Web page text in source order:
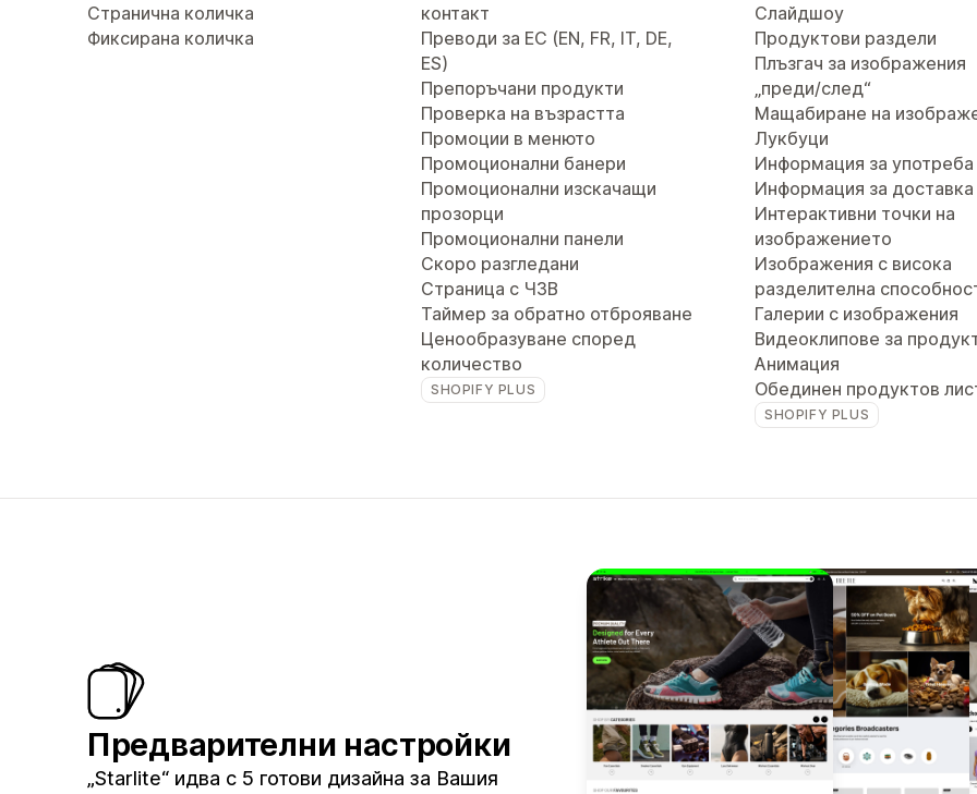
Странична количка
Фиксирана количка
контакт
Преводи за ЕС (EN, FR, IT, DE,
ES)
Препоръчани продукти
Проверка на възрастта
Промоции в менюто
Промоционални банери
Промоционални изскачащи
прозорци
Промоционални панели
Скоро разгледани
Страница с ЧЗВ
Таймер за обратно отброяване
Ценообразуване според
количество
SHOPIFY PLUS
Слайдшоу
Продуктови раздели
Плъзгач за изображения
„преди/след“
Мащабиране на
Лукбуци
Информация за употреба
Информация за доставка
Интерактивни точки на
изображението
Изображения с висока
разделителна
Галерии с изображения
Видеоклипове за
Анимация
Обединен продуктов
SHOPIFY PLUS
Предварителни настройки
„Starlite“ идва с 5 готови дизайна за Вашия